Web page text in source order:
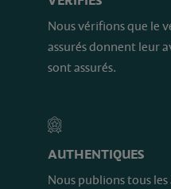
Nous vérifions que le
assurés donnent leur
sont assurés.
AUTHENTIQUES
Nous publions tous les